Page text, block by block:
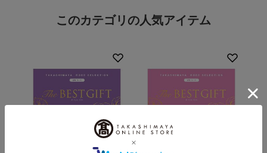
このカテゴリの人気アイテム